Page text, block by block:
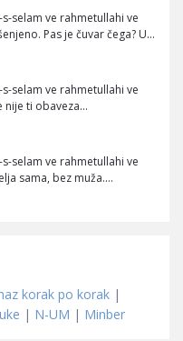
selam ve rahmetullahi ve
Pas je čuvar čega? U…
selam ve rahmetullahi ve
nije ti obaveza…
selam ve rahmetullahi ve
sama, bez muža.…
korak po korak |
| N-UM | Minber